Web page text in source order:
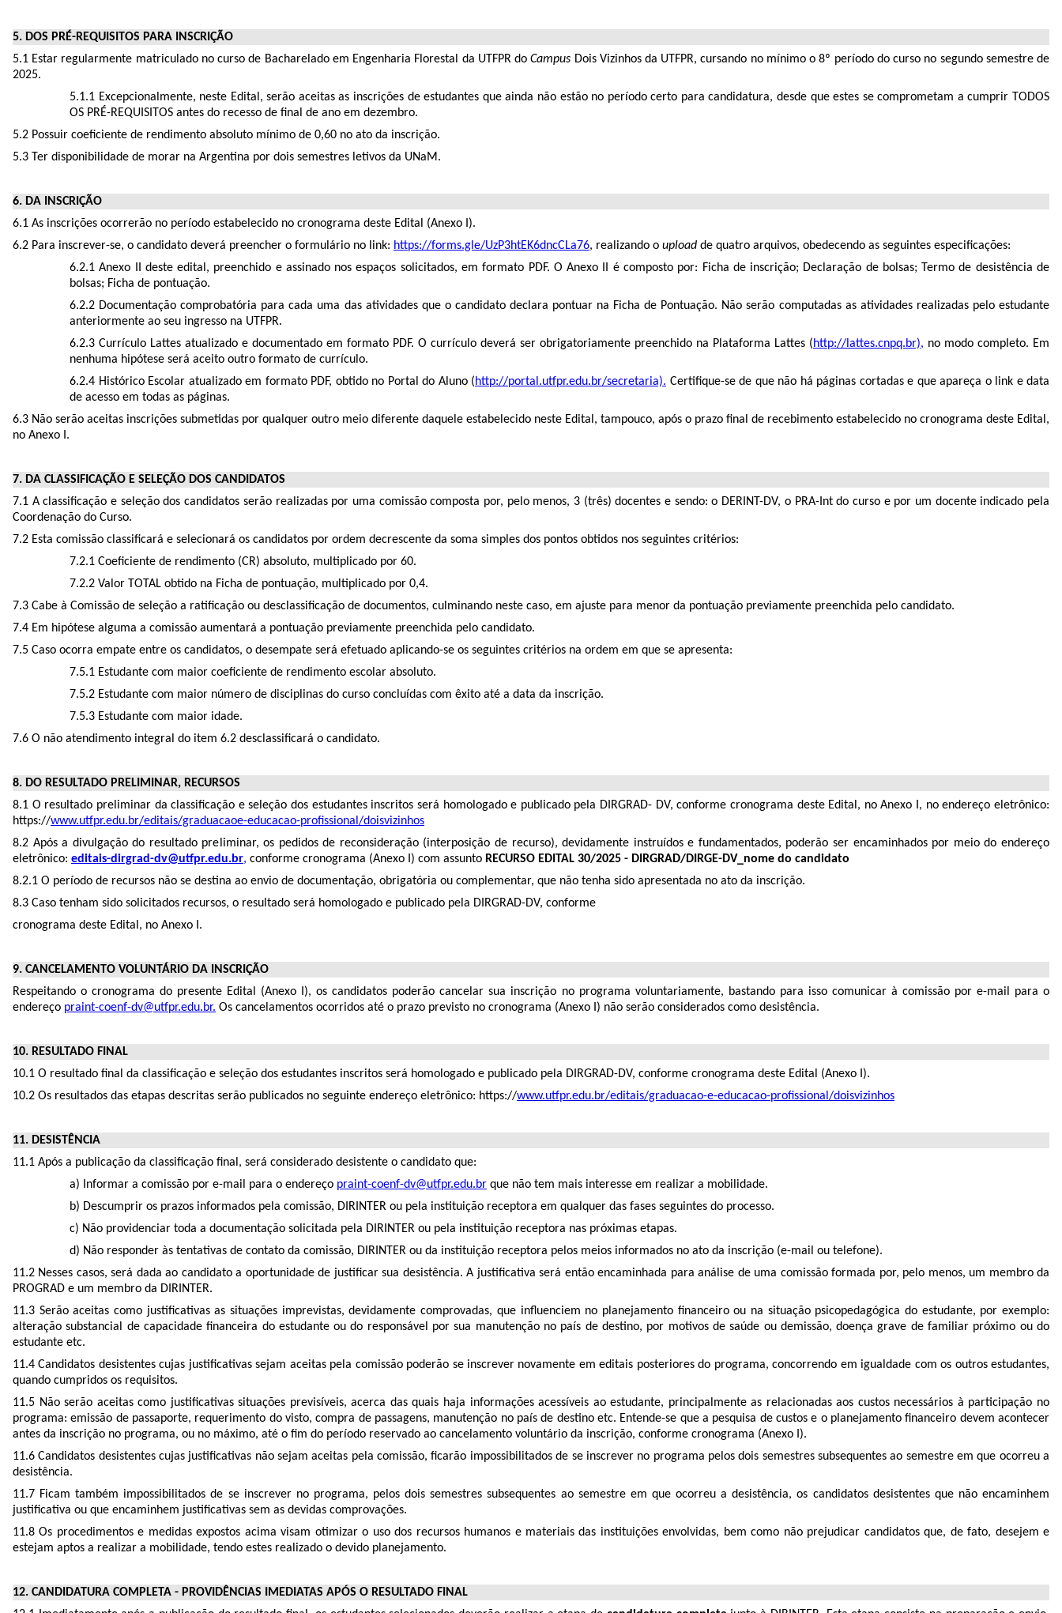
5. DOS PRÉ-REQUISITOS PARA INSCRIÇÃO
5.1 Estar regularmente matriculado no curso de Bacharelado em Engenharia Florestal da UTFPR doCampus Dois Vizinhos da UTFPR, cursando no mínimo o 8º período do curso no segundo semestre de
2025.
5.1.1 Excepcionalmente, neste Edital, serão aceitas as inscrições de estudantes que ainda não estão no período certo para candidatura, desde que estes se comprometam a cumprir TODOS
OS PRÉ-REQUISITOS antes do recesso de final de ano em dezembro.
5.2 Possuir coeficiente de rendimento absoluto mínimo de 0,60 no ato da inscrição.
5.3 Ter disponibilidade de morar na Argentina por dois semestres letivos da UNaM.
6. DA INSCRIÇÃO
6.1 As inscrições ocorrerão no período estabelecido no cronograma deste Edital (Anexo I).
6.2 Para inscrever-se, o candidato deverá preencher o formulário no link: https://forms.gle/UzP3htEK6dncCLa76, realizando o upload de quatro arquivos, obedecendo as seguintes especificações:
6.2.1 Anexo II deste edital, preenchido e assinado nos espaços solicitados, em formato PDF. O Anexo II é composto por: Ficha de inscrição; Declaração de bolsas; Termo de desistência de
bolsas; Ficha de pontuação.
6.2.2 Documentação comprobatória para cada uma das atividades que o candidato declara pontuar na Ficha de Pontuação. Não serão computadas as atividades realizadas pelo estudante
anteriormente ao seu ingresso na UTFPR.
6.2.3 Currículo Lattes atualizado e documentado em formato PDF. O currículo deverá ser obrigatoriamente preenchido na Plataforma Lattes (http://lattes.cnpq.br), no modo completo. Em
nenhuma hipótese será aceito outro formato de currículo.
6.2.4 Histórico Escolar atualizado em formato PDF, obtido no Portal do Aluno (http://portal.utfpr.edu.br/secretaria). Certifique-se de que não há páginas cortadas e que apareça o link e data
de acesso em todas as páginas.
6.3 Não serão aceitas inscrições submetidas por qualquer outro meio diferente daquele estabelecido neste Edital, tampouco, após o prazo final de recebimento estabelecido no cronograma deste Edital,
no Anexo I.
7. DA CLASSIFICAÇÃO E SELEÇÃO DOS CANDIDATOS
7.1 A classificação e seleção dos candidatos serão realizadas por uma comissão composta por, pelo menos, 3 (três) docentes e sendo: o DERINT-DV, o PRA-Int do curso e por um docente indicado pela
Coordenação do Curso.
7.2 Esta comissão classificará e selecionará os candidatos por ordem decrescente da soma simples dos pontos obtidos nos seguintes critérios:
7.2.1 Coeficiente de rendimento (CR) absoluto, multiplicado por 60.
7.2.2 Valor TOTAL obtido na Ficha de pontuação, multiplicado por 0,4.
7.3 Cabe à Comissão de seleção a ratificação ou desclassificação de documentos, culminando neste caso, em ajuste para menor da pontuação previamente preenchida pelo candidato.
7.4 Em hipótese alguma a comissão aumentará a pontuação previamente preenchida pelo candidato.
7.5 Caso ocorra empate entre os candidatos, o desempate será efetuado aplicando-se os seguintes critérios na ordem em que se apresenta:
7.5.1 Estudante com maior coeficiente de rendimento escolar absoluto.
7.5.2 Estudante com maior número de disciplinas do curso concluídas com êxito até a data da inscrição.
7.5.3 Estudante com maior idade.
7.6 O não atendimento integral do item 6.2 desclassificará o candidato.
8. DO RESULTADO PRELIMINAR, RECURSOS
8.1 O resultado preliminar da classificação e seleção dos estudantes inscritos será homologado e publicado pela DIRGRAD- DV, conforme cronograma deste Edital, no Anexo I, no endereço eletrônico:
https://www.utfpr.edu.br/editais/graduacaoe-educacao-profissional/doisvizinhos
8.2 Após a divulgação do resultado preliminar, os pedidos de reconsideração (interposição de recurso), devidamente instruídos e fundamentados, poderão ser encaminhados por meio do endereço
eletrônico: editais-dirgrad-dv@utfpr.edu.br, conforme cronograma (Anexo I) com assunto RECURSO EDITAL 30/2025 - DIRGRAD/DIRGE-DV_nome do candidato
8.2.1 O período de recursos não se destina ao envio de documentação, obrigatória ou complementar, que não tenha sido apresentada no ato da inscrição.
8.3 Caso tenham sido solicitados recursos, o resultado será homologado e publicado pela DIRGRAD-DV, conforme
cronograma deste Edital, no Anexo I.
9. CANCELAMENTO VOLUNTÁRIO DA INSCRIÇÃO
Respeitando o cronograma do presente Edital (Anexo I), os candidatos poderão cancelar sua inscrição no programa voluntariamente, bastando para isso comunicar à comissão por e-mail para o
endereço praint-coenf-dv@utfpr.edu.br. Os cancelamentos ocorridos até o prazo previsto no cronograma (Anexo I) não serão considerados como desistência.
10. RESULTADO FINAL
10.1 O resultado final da classificação e seleção dos estudantes inscritos será homologado e publicado pela DIRGRAD-DV, conforme cronograma deste Edital (Anexo I).
10.2 Os resultados das etapas descritas serão publicados no seguinte endereço eletrônico: https://www.utfpr.edu.br/editais/graduacao-e-educacao-profissional/doisvizinhos
11. DESISTÊNCIA
11.1 Após a publicação da classificação final, será considerado desistente o candidato que:
a) Informar a comissão por e-mail para o endereço praint-coenf-dv@utfpr.edu.br que não tem mais interesse em realizar a mobilidade.
b) Descumprir os prazos informados pela comissão, DIRINTER ou pela instituição receptora em qualquer das fases seguintes do processo.
c) Não providenciar toda a documentação solicitada pela DIRINTER ou pela instituição receptora nas próximas etapas.
d) Não responder às tentativas de contato da comissão, DIRINTER ou da instituição receptora pelos meios informados no ato da inscrição (e-mail ou telefone).
11.2 Nesses casos, será dada ao candidato a oportunidade de justificar sua desistência. A justificativa será então encaminhada para análise de uma comissão formada por, pelo menos, um membro da
PROGRAD e um membro da DIRINTER.
11.3 Serão aceitas como justificativas as situações imprevistas, devidamente comprovadas, que influenciem no planejamento financeiro ou na situação psicopedagógica do estudante, por exemplo:
alteração substancial de capacidade financeira do estudante ou do responsável por sua manutenção no país de destino, por motivos de saúde ou demissão, doença grave de familiar próximo ou do
estudante etc.
11.4 Candidatos desistentes cujas justificativas sejam aceitas pela comissão poderão se inscrever novamente em editais posteriores do programa, concorrendo em igualdade com os outros estudantes,
quando cumpridos os requisitos.
11.5 Não serão aceitas como justificativas situações previsíveis, acerca das quais haja informações acessíveis ao estudante, principalmente as relacionadas aos custos necessários à participação no
programa: emissão de passaporte, requerimento do visto, compra de passagens, manutenção no país de destino etc. Entende-se que a pesquisa de custos e o planejamento financeiro devem acontecer
antes da inscrição no programa, ou no máximo, até o fim do período reservado ao cancelamento voluntário da inscrição, conforme cronograma (Anexo I).
11.6 Candidatos desistentes cujas justificativas não sejam aceitas pela comissão, ficarão impossibilitados de se inscrever no programa pelos dois semestres subsequentes ao semestre em que ocorreu a
desistência.
11.7 Ficam também impossibilitados de se inscrever no programa, pelos dois semestres subsequentes ao semestre em que ocorreu a desistência, os candidatos desistentes que não encaminhem
justificativa ou que encaminhem justificativas sem as devidas comprovações.
11.8 Os procedimentos e medidas expostos acima visam otimizar o uso dos recursos humanos e materiais das instituições envolvidas, bem como não prejudicar candidatos que, de fato, desejem e
estejam aptos a realizar a mobilidade, tendo estes realizado o devido planejamento.
12. CANDIDATURA COMPLETA - PROVIDÊNCIAS IMEDIATAS APÓS O RESULTADO FINAL